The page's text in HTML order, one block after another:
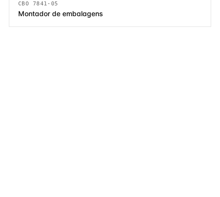
CBO 7841-05
Montador de embalagens